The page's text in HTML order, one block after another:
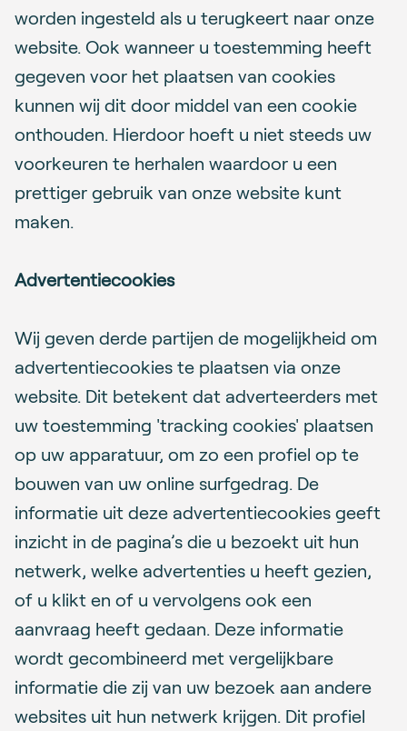
worden ingesteld als u terugkeert naar onze
website. Ook wanneer u toestemming heeft
gegeven voor het plaatsen van cookies
kunnen wij dit door middel van een cookie
onthouden. Hierdoor hoeft u niet steeds uw
voorkeuren te herhalen waardoor u een
prettiger gebruik van onze website kunt
maken.
Advertentiecookies
Wij geven derde partijen de mogelijkheid om
advertentiecookies te plaatsen via onze
website. Dit betekent dat adverteerders met
uw toestemming 'tracking cookies' plaatsen
op uw apparatuur, om zo een profiel op te
bouwen van uw online surfgedrag. De
informatie uit deze advertentiecookies geeft
inzicht in de pagina’s die u bezoekt uit hun
netwerk, welke advertenties u heeft gezien,
of u klikt en of u vervolgens ook een
aanvraag heeft gedaan. Deze informatie
wordt gecombineerd met vergelijkbare
informatie die zij van uw bezoek aan andere
websites uit hun netwerk krijgen. Dit profiel